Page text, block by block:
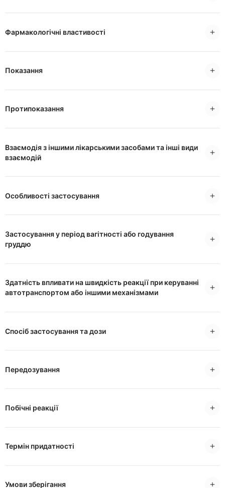
Фармакологічні властивості
Показання
Протипоказання
Взаємодія з іншими лікарськими засобами та інші види
взаємодій
Особливості застосування
Застосування у період вагітності або годування
груддю
Здатність впливати на швидкість реакції при керуванні
автотранспортом або іншими механізмами
Спосіб застосування та дози
Передозування
Побічні реакції
Термін придатності
Умови зберігання